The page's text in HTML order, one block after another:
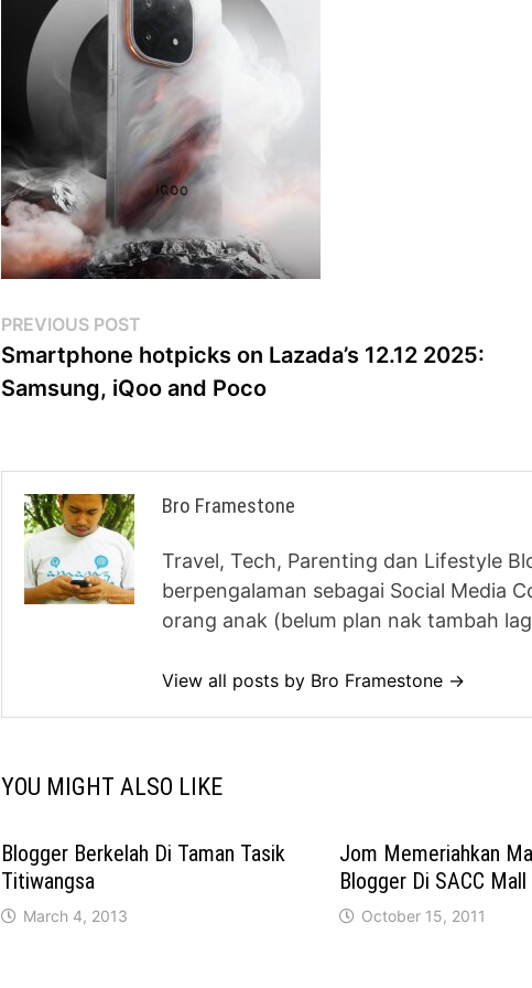
Post
navigation
PREVIOUS POST
post:
Smartphone hotpicks on Lazada’s 12.12 2025:
Samsung, iQoo and Poco
Bro Framestone
Travel, Tech, Parenting dan Lifestyle
berpengalaman sebagai Social Media
orang anak (belum plan nak tambah
View all posts by Bro Framestone →
YOU MIGHT ALSO LIKE
Blogger Berkelah Di Taman Tasik
Titiwangsa
March 4, 2013
Jom Memeriahkan
Blogger Di SACC Mall
October 15, 2011